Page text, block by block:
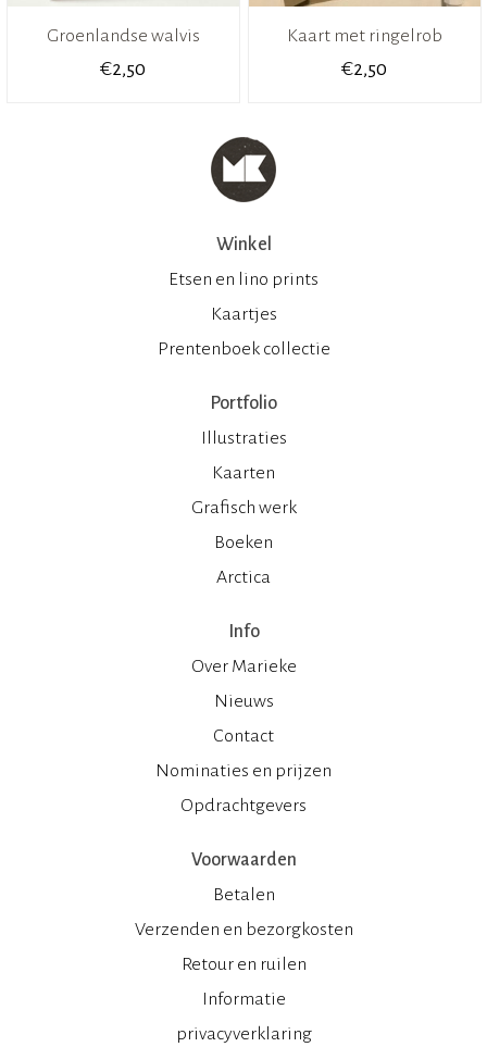
Groenlandse walvis
€2,50
Kaart met ringelrob
€2,50
Winkel
Etsen en lino prints
Kaartjes
Prentenboek collectie
Portfolio
Illustraties
Kaarten
Grafisch werk
Boeken
Arctica
Info
Over Marieke
Nieuws
Contact
Nominaties en prijzen
Opdrachtgevers
Voorwaarden
Betalen
Verzenden en bezorgkosten
Retour en ruilen
Informatie
privacyverklaring